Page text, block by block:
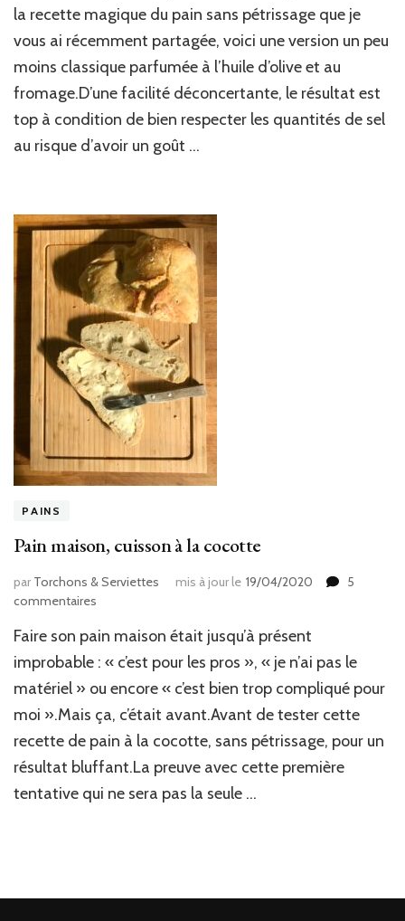
fromage,
sans
pétrissage,
cuisson
à
la
cocotte
la recette magique du pain sans pétrissage que je
vous ai récemment partagée, voici une version un peu
moins classique parfumée à l’huile d’olive et au
fromage.D’une facilité déconcertante, le résultat est
top à condition de bien respecter les quantités de sel
au risque d’avoir un goût …
PAINS
Pain maison, cuisson à la cocotte
par Torchons & Serviettes mis à jour le 19/04/2020
5
commentaires
maison,
cuisson
la
cocotte
Faire son pain maison était jusqu’à présent
improbable : « c’est pour les pros », « je n’ai pas le
matériel » ou encore « c’est bien trop compliqué pour
moi ».Mais ça, c’était avant.Avant de tester cette
recette de pain à la cocotte, sans pétrissage, pour un
résultat bluffant.La preuve avec cette première
tentative qui ne sera pas la seule …